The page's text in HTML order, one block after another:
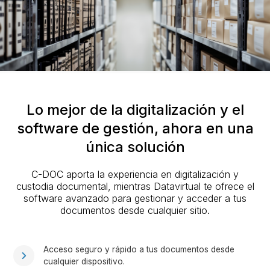
Lo mejor de la digitalización y el
software de gestión, ahora en una
única solución
C-DOC aporta la experiencia en digitalización y
custodia documental, mientras Datavirtual te ofrece el
software avanzado para gestionar y acceder a tus
documentos desde cualquier sitio.
Acceso seguro y rápido a tus documentos desde
cualquier dispositivo.